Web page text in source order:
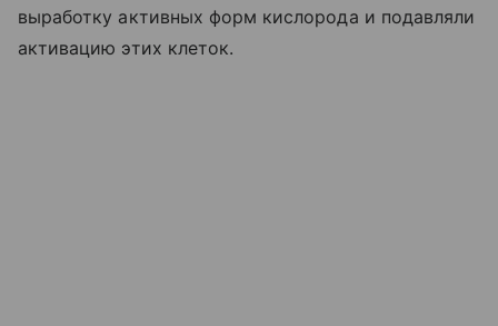
выработку активных форм кислорода и подавляли
активацию этих клеток.